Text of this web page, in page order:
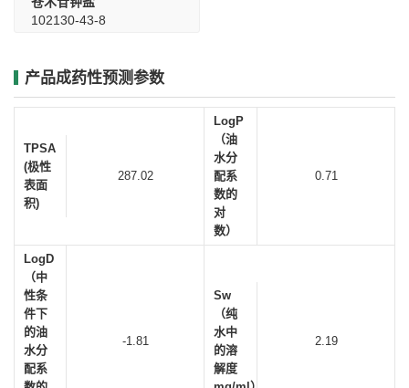
102130-43-8
产品成药性预测参数
TPSA
(极性
表面
积)
287.02
LogP
（油
水分
配系
数的
对
数）
0.71
LogD
（中
性条
件下
的油
水分
配系
-1.81
Sw
（纯
水中
的溶
解度
2.19